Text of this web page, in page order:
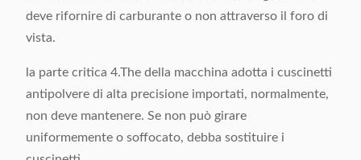
deve rifornire di carburante o non attraverso il foro di
vista.
la parte critica 4.The della macchina adotta i cuscinetti
antipolvere di alta precisione importati, normalmente,
non deve mantenere. Se non può girare
uniformemente o soffocato, debba sostituire i